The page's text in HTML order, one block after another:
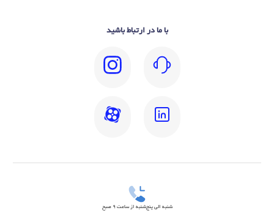
با ما در ارتباط باشید
شنبه الی پنج‌شنبه از ساعت 9 صبح